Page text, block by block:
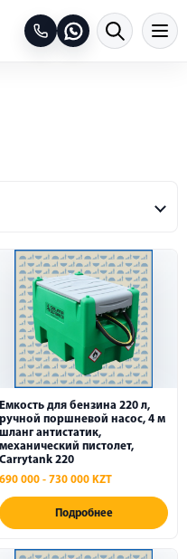
Емкость для бензина 220 л,
ручной поршневой насос, 4 м
шланг антистатик,
механический пистолет,
Carrytank 220
690 000 - 730 000 KZT
Подробнее